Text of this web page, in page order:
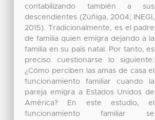
contabilizando también a sus
descendientes (Zúñiga, 2004; INEGI,
2015). Tradicionalmente, es el padre
de familia quien emigra dejando a la
familia en su país natal. Por tanto, es
preciso cuestionarse lo siguiente:
¿Cómo perciben las amas de casa el
funcionamiento familiar cuando la
pareja emigra a Estados Unidos de
América? En este estudio, el
funcionamiento familiar se